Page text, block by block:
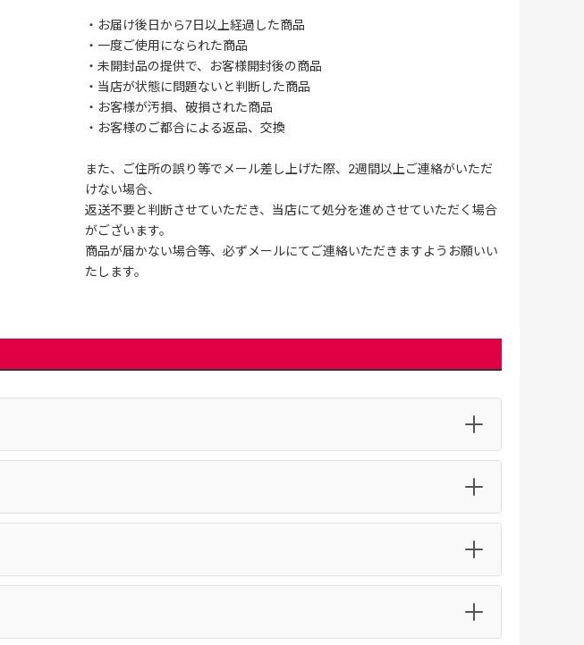
・お届け後日から7日以上経過した商品
・一度ご使用になられた商品
・未開封品の提供で、お客様開封後の商品
・当店が状態に問題ないと判断した商品
・お客様が汚損、破損された商品
・お客様のご都合による返品、交換
また、ご住所の誤り等でメール差し上げた際、2週間以上ご連絡がいただ
けない場合、
返送不要と判断させていただき、当店にて処分を進めさせていただく場合
がございます。
商品が届かない場合等、必ずメールにてご連絡いただきますようお願いい
たします。